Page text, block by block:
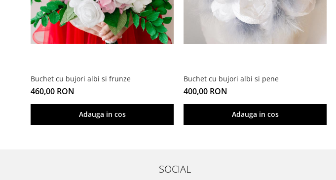
Buchet cu bujori albi si frunze
460,00 RON
Adauga in cos
Buchet cu bujori albi si pene
400,00 RON
Adauga in cos
SOCIAL